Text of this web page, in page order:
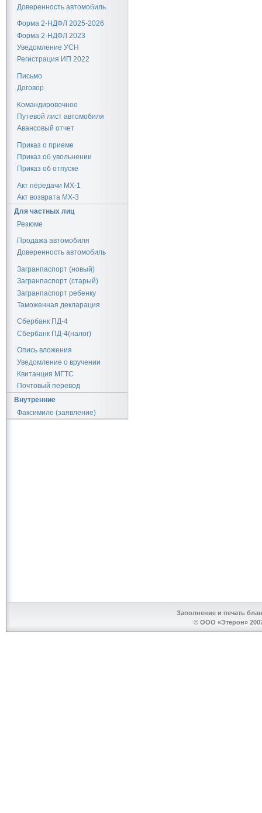
Доверенность автомобиль
Форма 2-НДФЛ 2025-2026
Форма 2-НДФЛ 2023
Уведомление УСН
Регистрация ИП 2022
Письмо
Договор
Командировочное
Путевой лист автомобиля
Авансовый отчет
Приказ о приеме
Приказ об увольнении
Приказ об отпуске
Акт передачи МХ-1
Акт возврата МХ-3
Для частных лиц
Резюме
Продажа автомобиля
Доверенность автомобиль
Загранпаспорт (новый)
Загранпаспорт (старый)
Загранпаспорт ребенку
Таможенная декларация
Сбербанк ПД-4
Сбербанк ПД-4(налог)
Опись вложения
Уведомление о вручении
Квитанция МГТС
Почтовый перевод
Внутренние
Факсимиле (заявление)
Заполнение и печать
© ООО «Этерон»